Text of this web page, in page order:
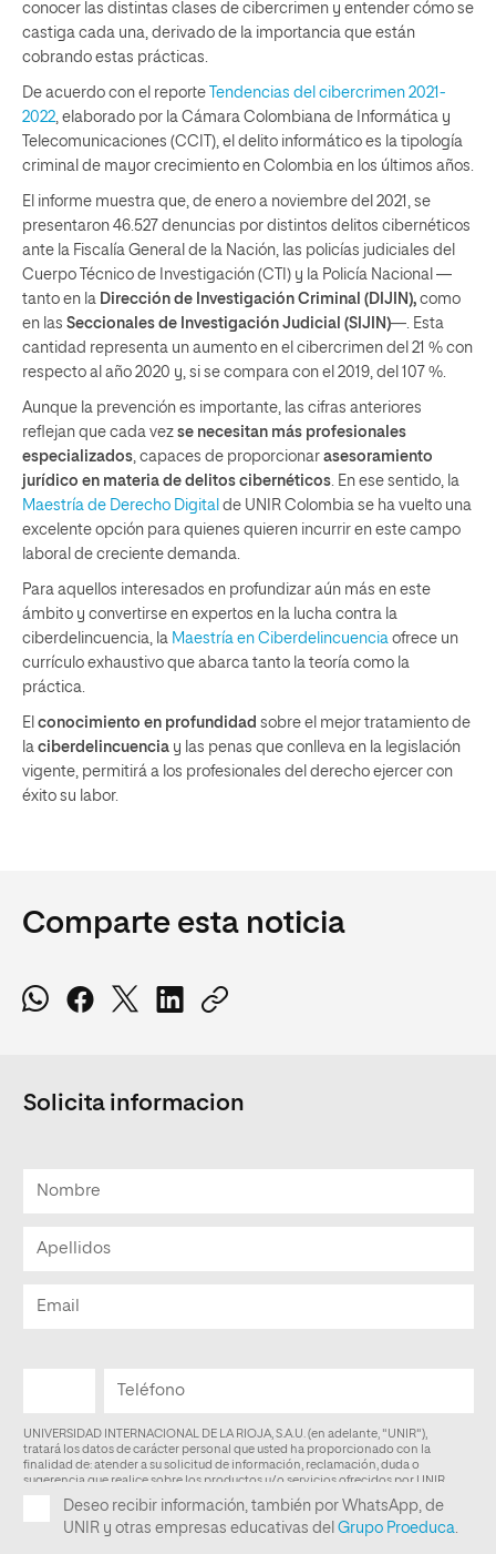
conocer las distintas clases de cibercrimen y entender cómo se
castiga cada una, derivado de la importancia que están
cobrando estas prácticas.
De acuerdo con el reporte
Tendencias del cibercrimen 2021-
2022, elaborado por la Cámara Colombiana de Informática y
Telecomunicaciones (CCIT), el delito informático es la tipología
criminal de mayor crecimiento en Colombia en los últimos años.
El informe muestra que, de enero a noviembre del 2021, se
presentaron 46.527 denuncias por distintos delitos cibernéticos
ante la Fiscalía General de la Nación, las policías judiciales del
Cuerpo Técnico de Investigación (CTI) y la Policía Nacional —
tanto en la Dirección de Investigación Criminal (DIJIN), como
en las Seccionales de Investigación Judicial (SIJIN)—. Esta
cantidad representa un aumento en el cibercrimen del 21 % con
respecto al año 2020 y, si se compara con el 2019, del 107 %.
Aunque la prevención es importante, las cifras anteriores
reflejan que cada vez se necesitan más profesionales
especializados, capaces de proporcionar asesoramiento
jurídico en materia de delitos cibernéticos. En ese sentido, la
Maestría de Derecho Digital de UNIR Colombia se ha vuelto una
excelente opción para quienes quieren incurrir en este campo
laboral de creciente demanda.
Para aquellos interesados en profundizar aún más en este
ámbito y convertirse en expertos en la lucha contra la
ciberdelincuencia, la Maestría en Ciberdelincuencia ofrece un
currículo exhaustivo que abarca tanto la teoría como la
práctica.
El conocimiento en profundidad sobre el mejor tratamiento de
la ciberdelincuencia y las penas que conlleva en la legislación
vigente, permitirá a los profesionales del derecho ejercer con
éxito su labor.
Comparte esta noticia
Solicita informacion